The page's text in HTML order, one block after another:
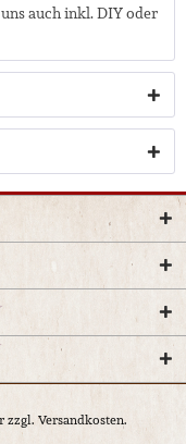
auch inkl. DIY oder
zzgl. Versandkosten.